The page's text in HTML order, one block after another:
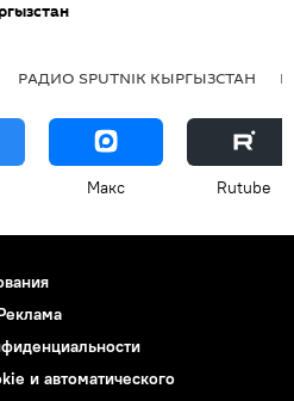
РАДИО SPUTNIK КЫРГЫЗСТАН
Макс Rutube
и автоматического